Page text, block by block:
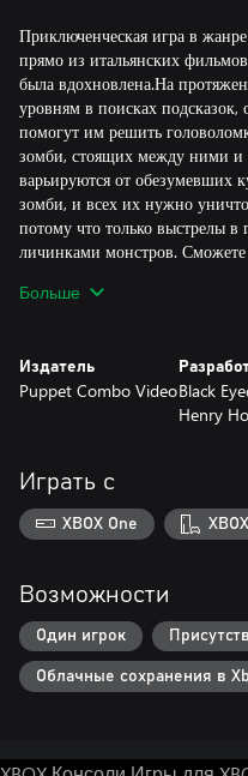
Приключенческая игра в
прямо из итальянских
была вдохновлена.На
уровням в поисках
помогут им решить
зомби, стоящих между ними и
варьируются от обезумевших
зомби, и всех их нужно
потому что только выстрелы
личинками монстров.
трупом?
Больше
Издатель
Puppet Combo VideoBlack
Henry
Играть с
XBOX One
Возможности
Один игрок
Облачные сохранения в